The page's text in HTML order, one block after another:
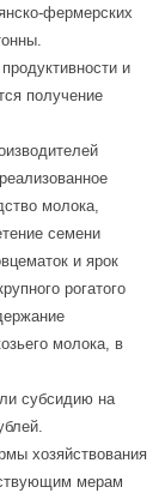
фермерских
и
получение
молока,
семени
и ярок
рогатого
молока, в
субсидию на
хозяйствования
мерам